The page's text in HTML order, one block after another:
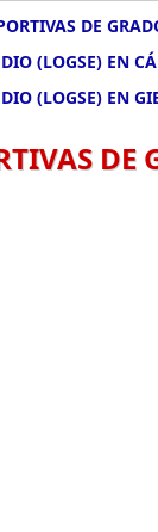
DE
(LOGSE) EN
(LOGSE) EN
DE